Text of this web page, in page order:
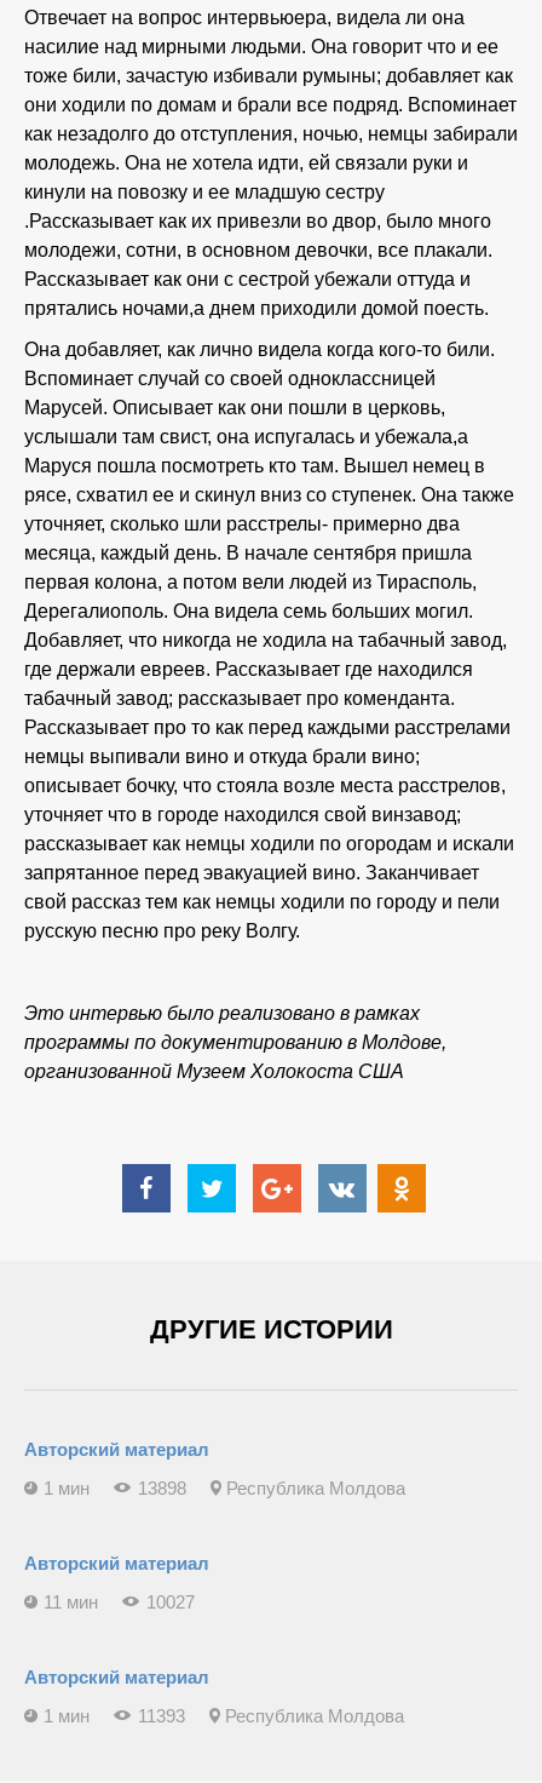
Отвечает на вопрос интервьюера, видела ли она
насилие над мирными людьми. Она говорит что и ее
тоже били, зачастую избивали румыны; добавляет как
они ходили по домам и брали все подряд. Вспоминает
как незадолго до отступления, ночью, немцы забирали
молодежь. Она не хотела идти, ей связали руки и
кинули на повозку и ее младшую сестру
.Рассказывает как их привезли во двор, было много
молодежи, сотни, в основном девочки, все плакали.
Рассказывает как они с сестрой убежали оттуда и
прятались ночами,а днем приходили домой поесть.
Она добавляет, как лично видела когда кого-то били.
Вспоминает случай со своей одноклассницей
Марусей. Описывает как они пошли в церковь,
услышали там свист, она испугалась и убежала,а
Маруся пошла посмотреть кто там. Вышел немец в
рясе, схватил ее и скинул вниз со ступенек. Она также
уточняет, сколько шли расстрелы- примерно два
месяца, каждый день. В начале сентября пришла
первая колона, а потом вели людей из Тирасполь,
Дерегалиополь. Она видела семь больших могил.
Добавляет, что никогда не ходила на табачный завод,
где держали евреев. Рассказывает где находился
табачный завод; рассказывает про коменданта.
Рассказывает про то как перед каждыми расстрелами
немцы выпивали вино и откуда брали вино;
описывает бочку, что стояла возле места расстрелов,
уточняет что в городе находился свой винзавод;
рассказывает как немцы ходили по огородам и искали
запрятанное перед эвакуацией вино. Заканчивает
свой рассказ тем как немцы ходили по городу и пели
русскую песню про реку Волгу.
Это интервью было реализовано в рамках
программы по документированию в Молдове,
организованной Музеем Холокоста США
ДРУГИЕ ИСТОРИИ
Авторский материал
1 мин
13898 Республика Молдова
Авторский материал
11 мин
10027
Авторский материал
1 мин
11393 Республика Молдова